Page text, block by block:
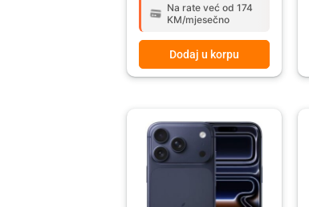
Na rate već od 174
KM/mjesečno
Dodaj u korpu